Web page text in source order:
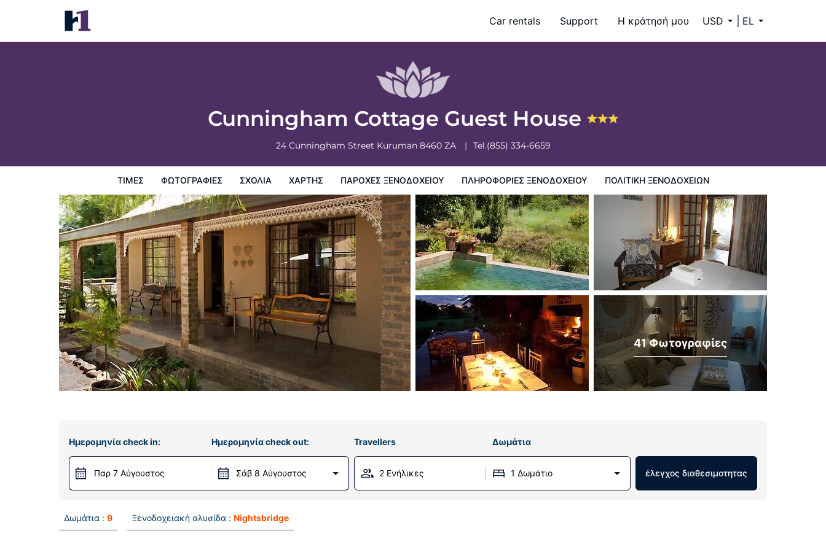
Car rentals Support Η κράτησή μου USD EL
Cunningham Cottage Guest House
24 Cunningham Street Kuruman 8460 ZA Tel.(855) 334-6659
ΤΙΜΈΣ ΦΩΤΟΓΡΑΦΊΕΣ ΣΧΌΛΙΑ ΧΆΡΤΗΣ ΠΑΡΟΧΕΣ ΞΕΝΟΔΟΧΕΙΟΥ ΠΛΗΡΟΦΟΡΊΕΣ ΞΕΝΟΔΟΧΕΊΟΥ ΠΟΛΙΤΙΚΗ ΞΕΝΟΔΟΧΕΊΩΝ
Cunningham Cottage Guest House
Τιμές Πολιτικη ξενοδοχείων
41 Φωτογραφίες
Ημερομηνία check in:
Παρ 7 Αύγουστος
Ημερομηνία check out:
Σάβ 8 Αύγουστος
Travellers Δωμάτια
2 Ενήλικες 1 Δωμάτιο έλεγχος διαθεσιμοτητας
Δωμάτια : 9 Ξενοδοχειακή αλυσίδα : Nightsbridge